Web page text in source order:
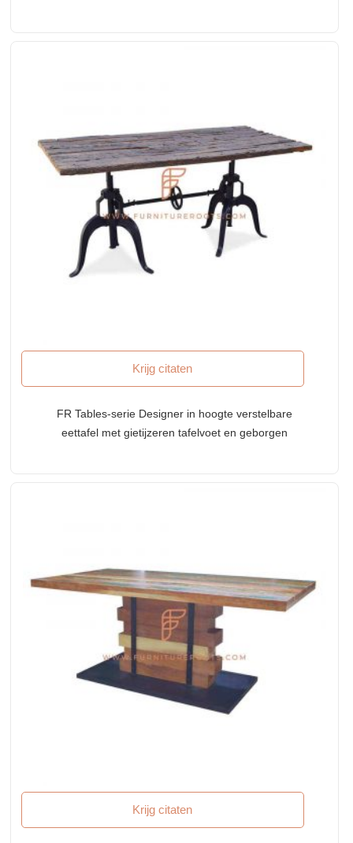
Krijg citaten
FR Tables-serie Designer in hoogte verstelbare
eettafel met gietijzeren tafelvoet en geborgen
Krijg citaten